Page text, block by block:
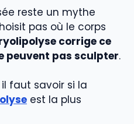
reste un mythe
pas où le corps
corrige ce
peuvent pas sculpter.
il faut savoir si la
est la plus